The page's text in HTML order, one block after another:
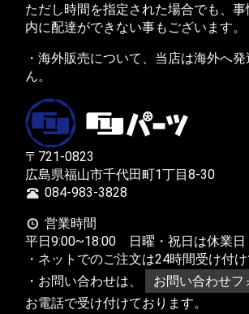
ただし時間を指定された場合でも、
内に配達ができない事もございます。
・海外販売について、当店は海外へ
ん。
〒721-0823
広島県福山市千代田町1丁目8-30
084-983-3828
営業時間
平日9:00~18:00 日曜・祝日は休業日
・ネットでのご注文は24時間受け付け
・お問い合わせは、
お問い合わせフ
お電話で受け付けております。